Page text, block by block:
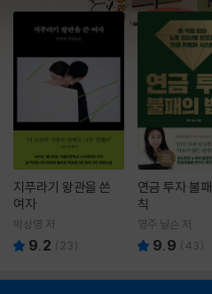
지푸라기 왕관을 쓴
여자
박상영 저
9.2 ( 23)
연금 투자 불
칙
영주 닐슨 저
9.9 (43)